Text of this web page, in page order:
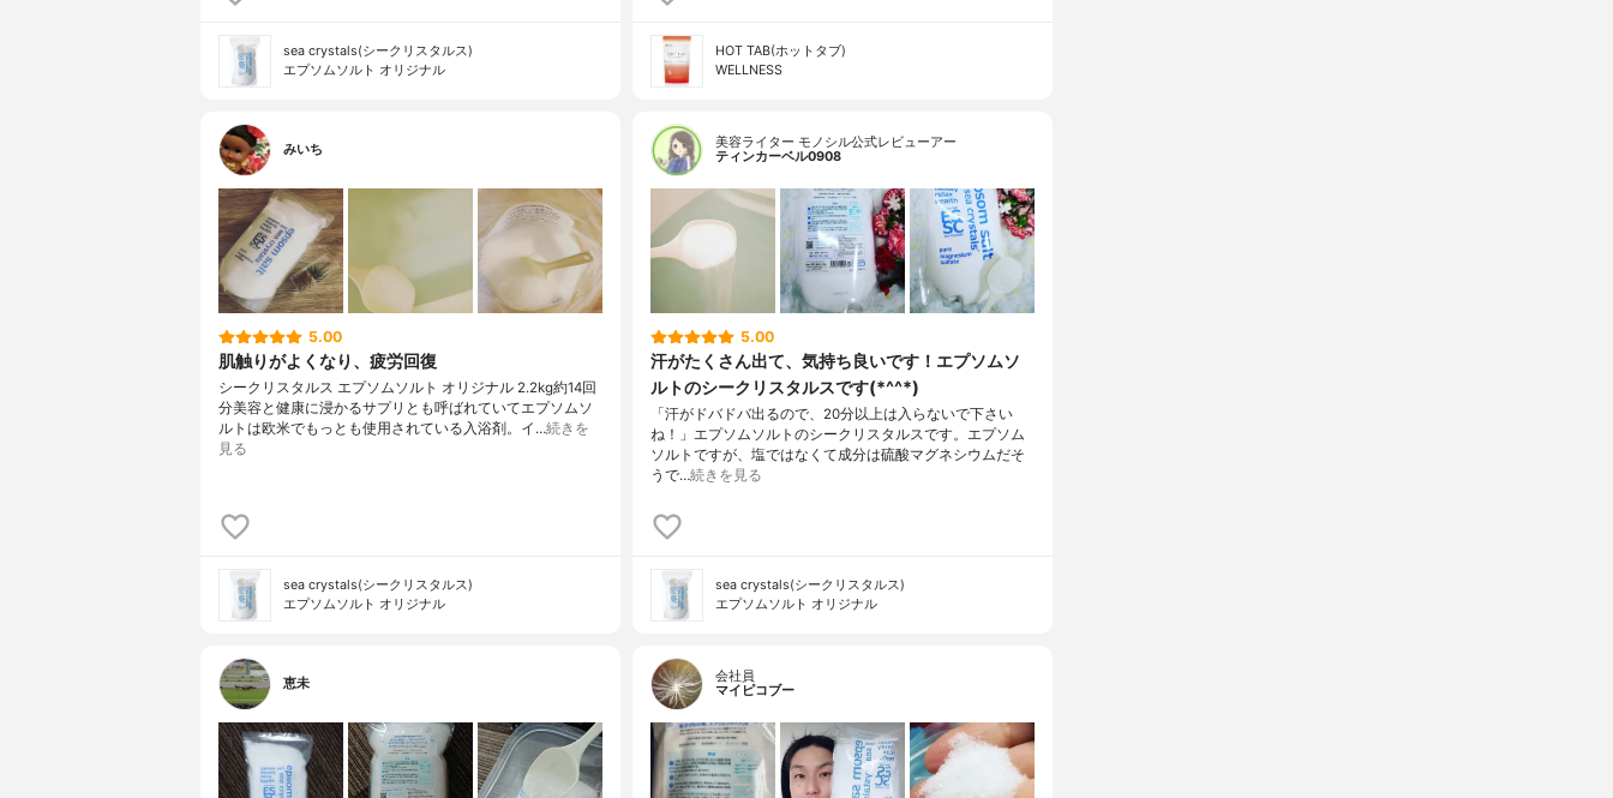
sea crystals(シークリスタルス)
エプソムソルト オリジナル
HOT TAB(ホットタブ)
WELLNESS
みいち
5.00
肌触りがよくなり、疲労回復
シークリスタルス エプソムソルト オリジナル 2.2kg約14回
分美容と健康に浸かるサプリとも呼ばれていてエプソムソ
ルトは欧米でもっとも使用されている入浴剤。イ…続きを
見る
sea crystals(シークリスタルス)
エプソムソルト オリジナル
美容ライター モノシル公式レビューアー
ティンカーベル0908
5.00
汗がたくさん出て、気持ち良いです！エプソムソ
ルトのシークリスタルスです(*^^*)
「汗がドバドバ出るので、20分以上は入らないで下さい
ね！」エプソムソルトのシークリスタルスです。エプソム
ソルトですが、塩ではなくて成分は硫酸マグネシウムだそ
うで…続きを見る
sea crystals(シークリスタルス)
エプソムソルト オリジナル
恵未
会社員
マイピコブー